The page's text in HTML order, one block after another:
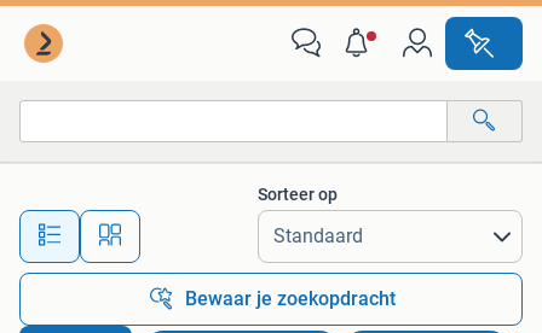
Alle afstanden…
Sorteer op
Bewaar je zoekopdracht